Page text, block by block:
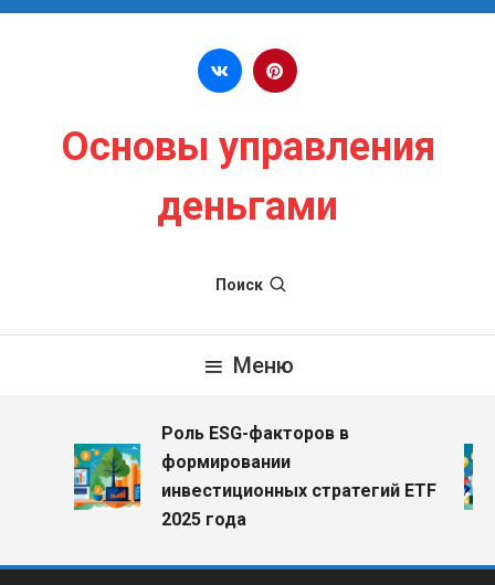
Перейти к содержимому
Основы управления
деньгами
Поиск
Меню
Роль ESG-факторов в
формировании
инвестиционных стратегий ETF
2025 года